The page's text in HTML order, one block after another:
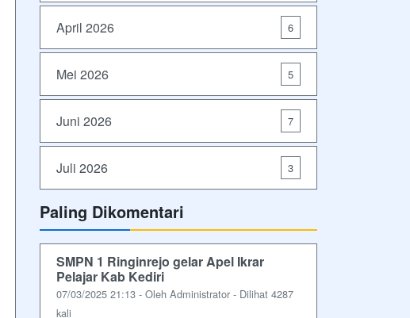
April 2026 6
Mei 2026 5
Juni 2026 7
Juli 2026 3
Paling Dikomentari
SMPN 1 Ringinrejo gelar Apel Ikrar
Pelajar Kab Kediri
07/03/2025 21:13 - Oleh Administrator - Dilihat 4287
kali